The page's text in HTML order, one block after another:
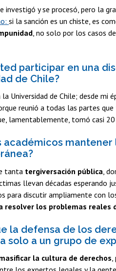
y se procesó, pero la
si la sanción es un chiste, es
, no solo por los casos
participar en una
de Chile?
Universidad de Chile; desde mi
reunió a todas las partes
lamentablemente, tomó casi
tanta tergiversación pública ,
llevan décadas esperando
para discutir ampliamente con
los problemas reales
la defensa de los
solo a un grupo de
la cultura de derechos,